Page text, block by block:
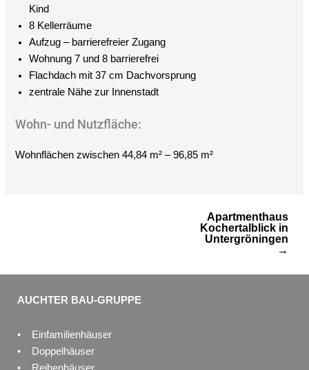
Kind
8 Kellerräume
Aufzug – barrierefreier Zugang
Wohnung 7 und 8 barrierefrei
Flachdach mit 37 cm Dachvorsprung
zentrale Nähe zur Innenstadt
Wohn- und Nutzfläche:
Wohnflächen zwischen 44,84 m² – 96,85 m²
Apartmenthaus
Kochertalblick in
Untergröningen
→
AUCHTER BAU-GRUPPE
• Einfamilienhäuser
• Doppelhäuser
• Reihenhäuser